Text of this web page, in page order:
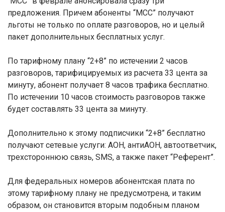
предложения. Причем абоненты “МСС” получают
льготы не только по оплате разговоров, но и целый
пакет дополнительных бесплатных услуг.
По тарифному плану “2+8” по истечении 2 часов
разговоров, тарифицируемых из расчета 33 цента за
минуту, абонент получает 8 часов трафика бесплатно.
По истечении 10 часов стоимость разговоров также
будет составлять 33 цента за минуту.
Дополнительно к этому подписчики “2+8” бесплатно
получают сетевые услуги: АОН, антиАОН, автоответчик,
трехстороннюю связь, SMS, а также пакет “Референт”.
Для федеральных номеров абонентская плата по
этому тарифному плану не предусмотрена, и таким
образом, он становится вторым подобным планом